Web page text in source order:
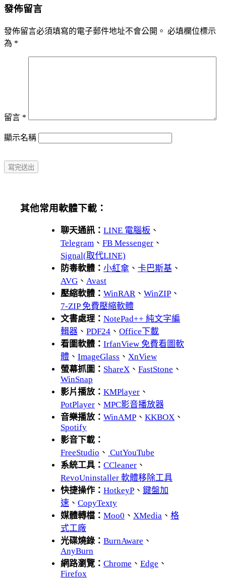
發佈留言
發佈留言必須填寫的電子郵件地址不會公開。 必填欄位標示
為 *
留言 *
顯示名稱
其他常用軟體下載：
聊天通訊： LINE 電腦板 、
Telegram 、 FB Messenger 、
Signal(取代LINE)
防毒軟體： 小紅傘 、 卡巴斯基 、
AVG 、 Avast
壓縮軟體： WinRAR、 WinZIP 、
7-ZIP 免費壓縮軟體
文書處理： NotePad++ 純文字編
輯器 、 PDF24 、 Office下載
看圖軟體： IrfanView 免費看圖軟
體 、 ImageGlass 、 XnView
螢幕抓圖： ShareX 、 FastStone 、
WinSnap
影片播放： KMPlayer 、
PotPlayer 、 MPC影音播放器
音樂播放： WinAMP 、 KKBOX 、
Spotify
影音下載：
FreeStudio 、 CutYouTube
系統工具： CCleaner 、
RevoUninstaller 軟體移除工具
快捷操作： HotkeyP 、 鍵盤加
速 、 CopyTexty
媒體轉檔： Moo0 、 XMedia 、 格
式工廠
光碟燒錄： BurnAware 、
AnyBurn
網路瀏覽： Chrome 、 Edge 、
Firefox